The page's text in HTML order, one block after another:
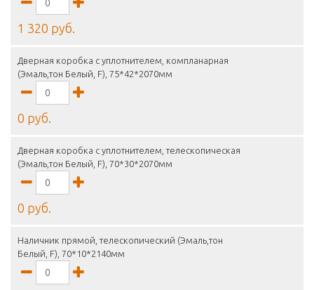
1 320 руб.
Дверная коробка с уплотнителем, компланарная
(Эмаль,тон Белый, F), 75*42*2070мм
0 руб.
Дверная коробка с уплотнителем, телескопическая
(Эмаль,тон Белый, F), 70*30*2070мм
0 руб.
Наличник прямой, телескопический (Эмаль,тон
Белый, F), 70*10*2140мм